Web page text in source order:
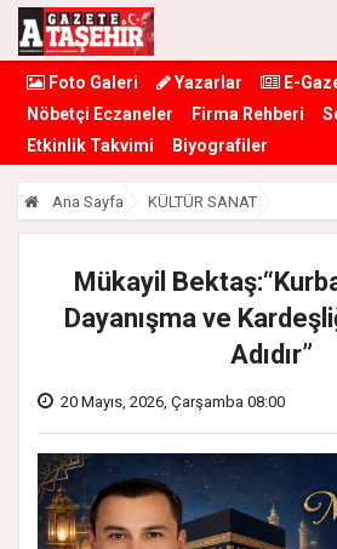
Foto Galeri Yazarlar E-
Nöbetçi Eczaneler
Firma Rehberi
Etkinlik Takvimi
Biyografiler
Ana Sayfa KÜLTÜR SANAT
Mükayil
Dayanışma ve
Adıdır”
20 Mayıs, 2026, Çarşamba 08:00